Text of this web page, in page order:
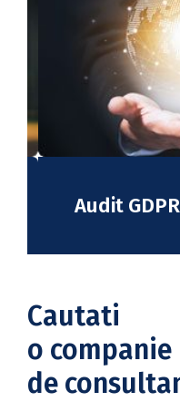
Audit GDPR
Cautati
o companie
de